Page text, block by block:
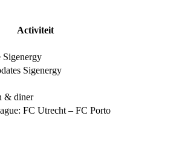
Activiteit
Sigenergy
Sigenergy
& diner
FC Utrecht – FC Porto